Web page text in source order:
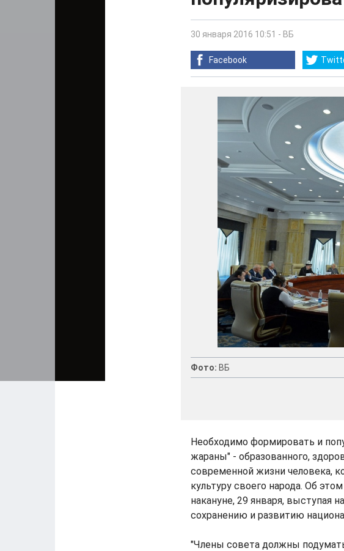
30 января 2016 10:51 - ВБ
Facebook
Фото: ВБ
Необходимо формировать и
жараны" - образованного,
современной жизни человека,
культуру своего народа. Об
накануне, 29 января, выступая
сохранению и развитию
"Члены совета должны